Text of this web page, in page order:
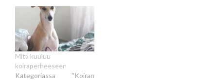
Mitä kuuluu
koiraperheeseen
Kategoriassa "Koiran